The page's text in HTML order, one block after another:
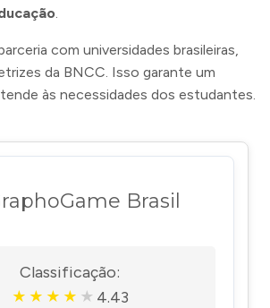
com universidades brasileiras,
da BNCC. Isso garante um
às necessidades dos estudantes.
Brasil
Classificação:
★ ★ ★ ★ ★ 4.43